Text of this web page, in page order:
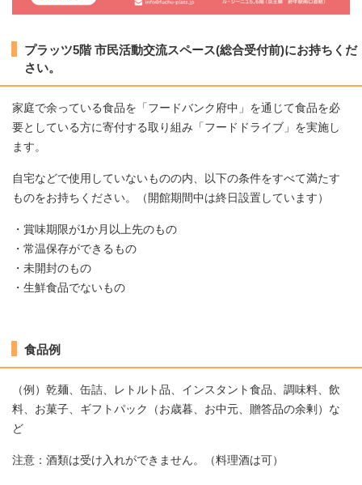
プラッツ5階 市民活動交流スペース(総合受付前)にお持ちくだ
さい。
家庭で余っている食品を「フードバンク府中」を通じて食品を必
要としている方に寄付する取り組み「フードドライブ」を実施し
ます。
自宅などで使用していないものの内、以下の条件をすべて満たす
ものをお持ちください。（開館期間中は終日設置しています）
・賞味期限が1か月以上先のもの
・常温保存ができるもの
・未開封のもの
・生鮮食品でないもの
食品例
（例）乾麺、缶詰、レトルト品、インスタント食品、調味料、飲
料、お菓子、ギフトパック（お歳暮、お中元、贈答品の余剰）な
ど
注意：酒類は受け入れができません。（料理酒は可）